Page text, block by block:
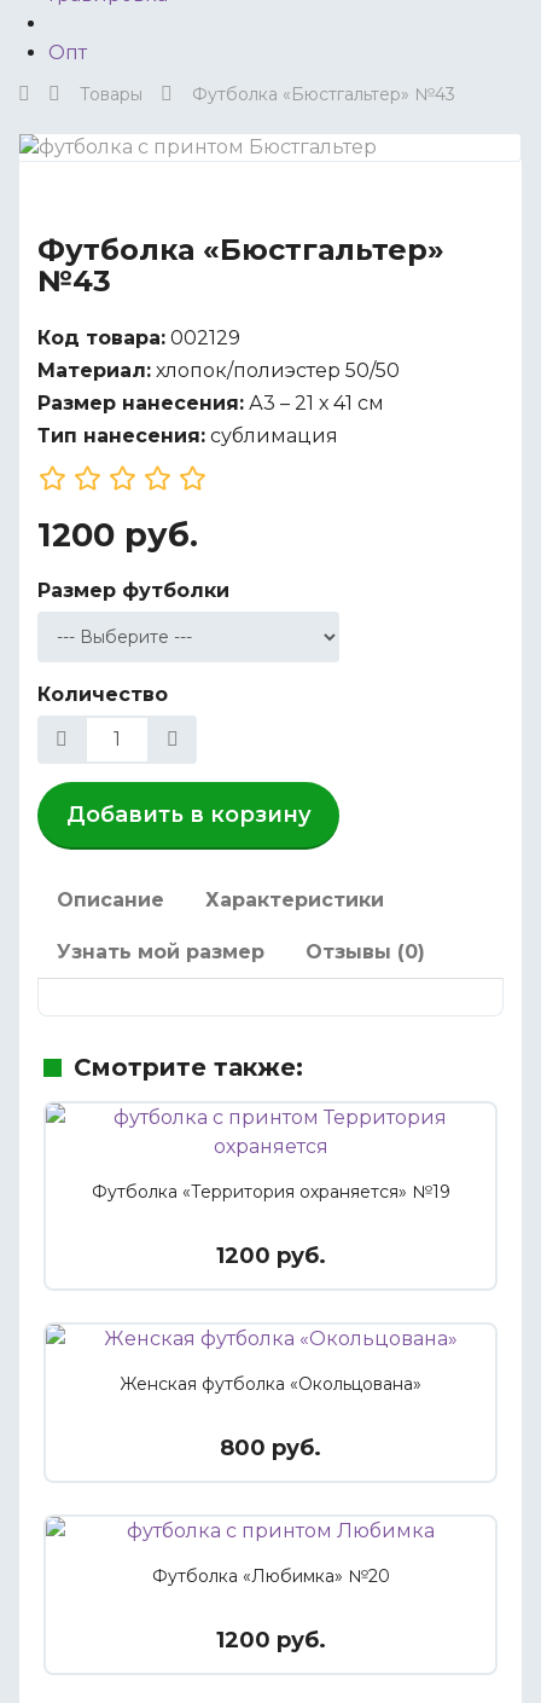
Опт
Товары Футболка «Бюстгальтер» №43
Футболка «Бюстгальтер»
№43
Код товара: 002129
Материал: хлопок/полиэстер 50/50
Размер нанесения: А3 – 21 х 41 см
Тип нанесения: сублимация
1200 руб.
Размер футболки
Количество
Добавить в корзину
Описание Характеристики
Узнать мой размер Отзывы (0)
Смотрите также:
Футболка «Территория охраняется» №19
1200 руб.
Женская футболка «Окольцована»
800 руб.
Футболка «Любимка» №20
1200 руб.